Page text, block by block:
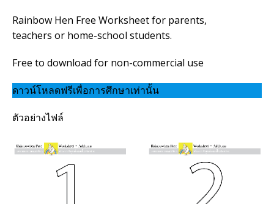
Rainbow Hen Free Worksheet for parents,
teachers or home-school students.
Free to download for non-commercial use
ดาวน์โหลดฟรีเพื่อการศึกษาเท่านั้น
ตัวอย่างไฟล์